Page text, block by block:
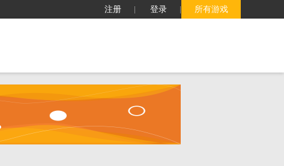
所有游戏
登录
注册
搜索